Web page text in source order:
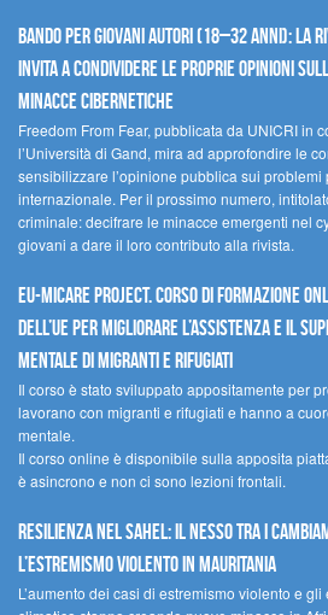
Bando per giovani autori (18–32 anni): la
invita a condividere le proprie opinioni
minacce cibernetiche
Freedom From Fear, pubblicata da UNICRI in
l’Università di Gand, mira ad approfondire le
sensibilizzare l’opinione pubblica sui
internazionale. Per il prossimo numero,
criminale: decifrare le minacce emergenti nel
giovani a dare il loro contributo alla rivista.
EU-MiCare Project. Corso di formazione
dell’UE per migliorare l’assistenza e il
mentale di migranti e rifugiati
Il corso è stato sviluppato appositamente per
lavorano con migranti e rifugiati e hanno a
mentale.
Il corso online è disponibile sulla apposita
è asincrono e non ci sono lezioni frontali.
Resilienza nel Sahel: il nesso tra i
l’estremismo violento in Mauritania
L’aumento dei casi di estremismo violento e